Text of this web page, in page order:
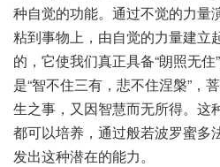
种自觉的功能。通过不觉的力量
粘到事物上，由自觉的力量建立
的，它使我们真正具备“朗照无
是“智不住三有，悲不住涅槃”，
生之事，又因智慧而无所得。这
都可以培养，通过般若波罗蜜多
发出这种潜在的能力。